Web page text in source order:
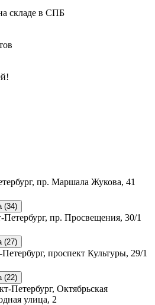
складе в СПБ
пр. Маршала Жукова, 41
(34)
Петербург, пр. Просвещения, 30/1
(27)
проспект Культуры, 29/1
(22)
Петербург, Октябрьская
улица, 2